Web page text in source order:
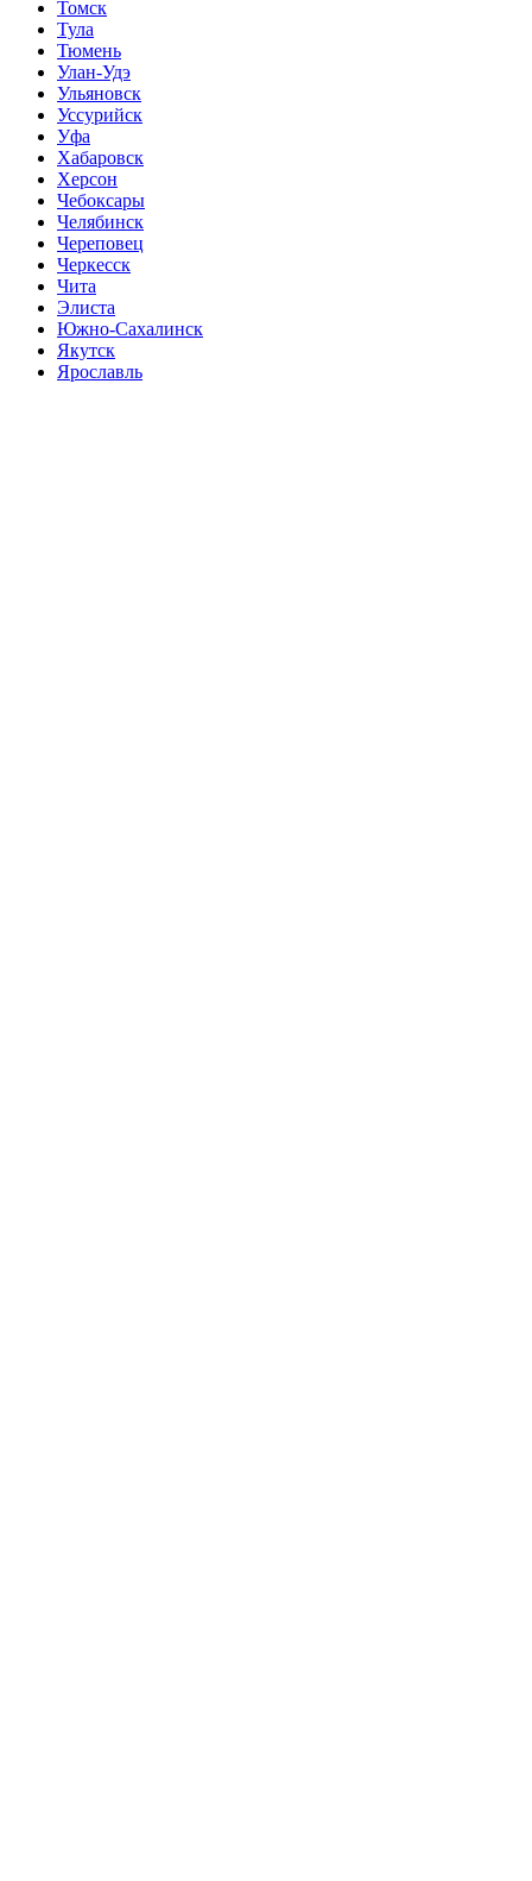
Томск
Тула
Тюмень
Улан-Удэ
Ульяновск
Уссурийск
Уфа
Хабаровск
Херсон
Чебоксары
Челябинск
Череповец
Черкесск
Чита
Элиста
Южно-Сахалинск
Якутск
Ярославль